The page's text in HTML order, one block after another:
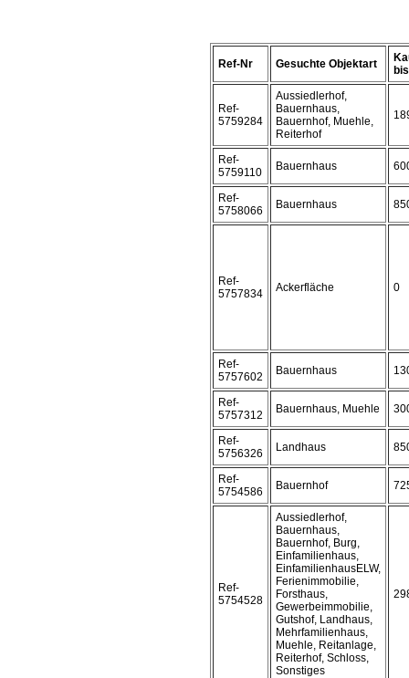
Ref-Nr Gesuchte Objektart
Ref-
5759284
Aussiedlerhof,
Bauernhaus,
Bauernhof, Muehle,
Reiterhof
Ref-
5759110
Bauernhaus
Ref-
5758066
Bauernhaus
Ref-
5757834
Ackerfläche 0
Ref-
5757602
Bauernhaus
Ref-
5757312
Bauernhaus, Muehle
Ref-
5756326
Landhaus
Ref-
5754586
Bauernhof
Ref-
5754528
Aussiedlerhof,
Bauernhaus,
Bauernhof, Burg,
Einfamilienhaus,
EinfamilienhausELW,
Ferienimmobilie,
Forsthaus,
Gewerbeimmobilie,
Gutshof, Landhaus,
Mehrfamilienhaus,
Muehle, Reitanlage,
Reiterhof, Schloss,
Sonstiges